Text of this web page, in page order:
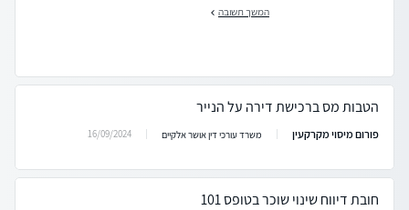
המשך תשובה
הטבות מס ברכישת דירה על הנייר
פורום מיסוי מקרקעין משרד עורכי דין אושר אלקיים 16/09/2024
חובת דיווח שינוי שוכר בטופס 101